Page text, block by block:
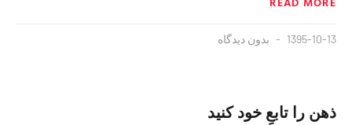
1395-10-13 بدون دیدگاه
ذهن را تابعِ خود کنید